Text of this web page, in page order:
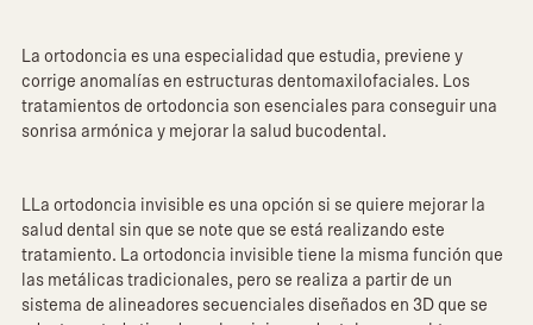
La ortodoncia es una especialidad que estudia, previene y
corrige anomalías en estructuras dentomaxilofaciales. Los
tratamientos de ortodoncia son esenciales para conseguir una
sonrisa armónica y mejorar la salud bucodental.
LLa ortodoncia invisible es una opción si se quiere mejorar la
salud dental sin que se note que se está realizando este
tratamiento. La ortodoncia invisible tiene la misma función que
las metálicas tradicionales, pero se realiza a partir de un
sistema de alineadores secuenciales diseñados en 3D que se